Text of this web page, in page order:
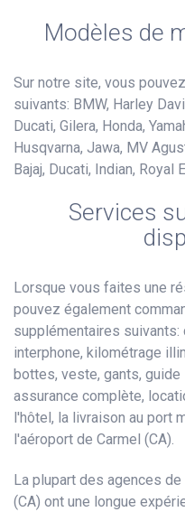
Modèles de
Sur notre site, vous
suivants: BMW, Harley
Ducati, Gilera, Honda,
Husqvarna, Jawa, MV
Bajaj, Ducati, Indian, Royal
Services
Lorsque vous faites une
pouvez également
supplémentaires suivants:
interphone, kilométrage
bottes, veste, gants, guide
assurance complète,
l'hôtel, la livraison au port
l'aéroport de Carmel (CA).
La plupart des agences
(CA) ont une longue